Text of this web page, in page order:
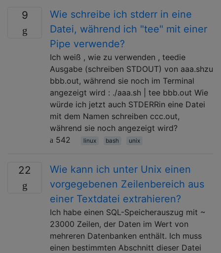
9
Wie schreibe ich stderr in eine
Datei, während ich "tee" mit einer
Pipe verwende?
Ich weiß , wie zu verwenden , teedie
Ausgabe (schreiben STDOUT) von aaa.shzu
bbb.out, während sie noch im Terminal
angezeigt wird : ./aaa.sh | tee bbb.out Wie
würde ich jetzt auch STDERRin eine Datei
mit dem Namen schreiben ccc.out,
während sie noch angezeigt wird?
542
linux bash unix
22
Wie kann ich unter Unix einen
vorgegebenen Zeilenbereich aus
einer Textdatei extrahieren?
Ich habe einen SQL-Speicherauszug mit ~
23000 Zeilen, der Daten im Wert von
mehreren Datenbanken enthält. Ich muss
einen bestimmten Abschnitt dieser Datei